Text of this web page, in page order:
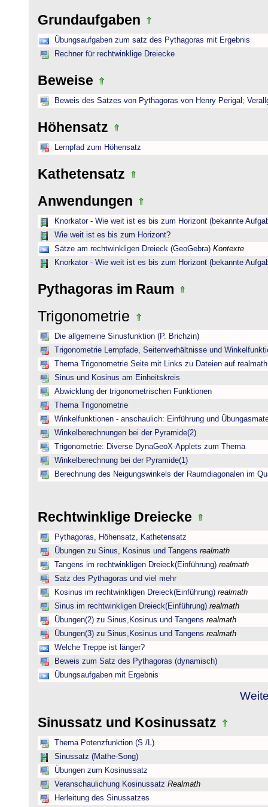
Grundaufgaben
Übungsaufgaben zum satz des Pythagoras mit Ergebnis
Rechner für rechtwinklige Dreiecke
Beweise
Beweis des Satzes von Pythagoras von Henry Perigal;
Höhensatz
Lernpfad zum Höhensatz
Kathetensatz
Anwendungen
Knorkator - Wie weit ist es bis zum Horizont (bekannte
Wie weit ist es bis zum Horizont?
Sätze am rechtwinkligen Dreieck (GeoGebra) Kontexte
Knorkator - Wie weit ist es bis zum Horizont (bekannte
Pythagoras im Raum
Trigonometrie
Die allgemeine Sinusfunktion (P. Brichzin)
Trigonometrie Lernpfade, Seitenverhältnisse und
Thema Trigonometrie Seite mit Links zu Dateien auf
Sinus und Kosinus am Einheitskreis
Abwicklung der trigonometrischen Funktionen
Thema Trigonometrie
Winkelfunktionen - anschaulich: Einführung und
Winkelberechnungen bei der Pyramide(2)
Trigonometrie: Diverse DynaGeoX-Applets zum Thema
Winkelberechnung bei der Pyramide(1)
Berechnung des Neigungswinkels der Raumdiagonalen im
Rechtwinklige Dreiecke
Pythagoras, Höhensatz, Kathetensatz
Übungen zu Sinus, Kosinus und Tangens realmath
Tangens im rechtwinkligen Dreieck(Einführung) realmath
Satz des Pythagoras und viel mehr
Kosinus im rechtwinkligen Dreieck(Einführung) realmath
Sinus im rechtwinkligen Dreieck(Einführung) realmath
Übungen(2) zu Sinus,Kosinus und Tangens realmath
Übungen(3) zu Sinus,Kosinus und Tangens realmath
Welche Treppe ist länger?
Beweis zum Satz des Pythagoras (dynamisch)
Übungsaufgaben mit Ergebnis
Sinussatz und Kosinussatz
Thema Potenzfunktion (S /L)
Sinussatz (Mathe-Song)
Übungen zum Kosinussatz
Veranschaulichung Kosinussatz Realmath
Herleitung des Sinussatzes